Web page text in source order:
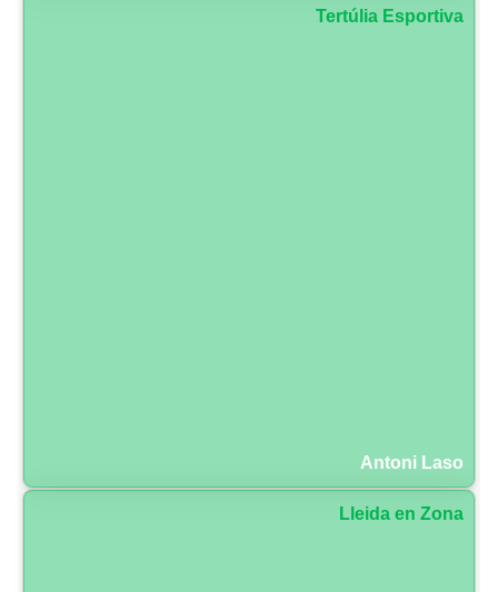
Tertúlia Esportiva
Antoni Laso
Lleida en Zona